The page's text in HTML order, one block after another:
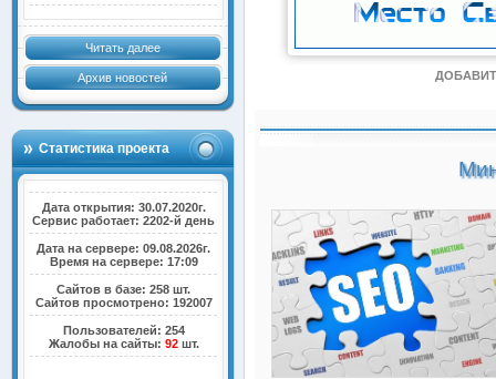
Читать далее
Архив новостей
Статистика проекта
Дата открытия: 30.07.2020г.
Сервис работает: 2202-й день
Дата на сервере: 09.08.2026г.
Время на сервере: 17:09
Сайтов в базе: 258 шт.
Сайтов просмотрено: 192007
Пользователей: 254
Жалобы на сайты: 92шт.